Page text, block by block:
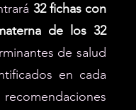
32 fichas con
de los 32
de salud
en cada